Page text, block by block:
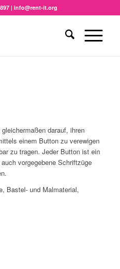
| info@rent-it.org
darauf, ihren
einem Button zu verewigen
zu tragen. Jeder Button ist ein
vorgegebene Schriftzüge
Bastel- und Malmaterial,